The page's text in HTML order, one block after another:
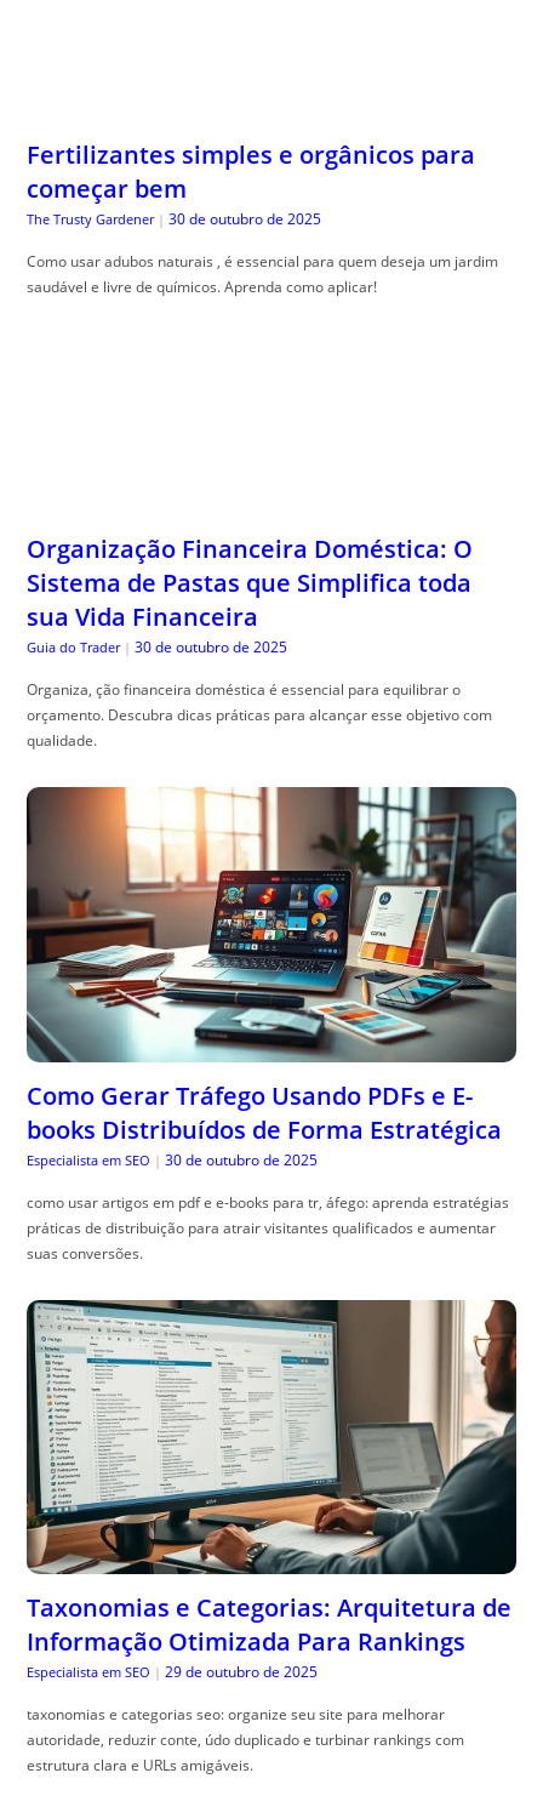
Fertilizantes simples e orgânicos para
começar bem
The Trusty Gardener | 30 de outubro de 2025
Como usar adubos naturais , é essencial para quem deseja um jardim
saudável e livre de químicos. Aprenda como aplicar!
Organização Financeira Doméstica: O
Sistema de Pastas que Simplifica toda
sua Vida Financeira
Guia do Trader | 30 de outubro de 2025
Organiza, ção financeira doméstica é essencial para equilibrar o
orçamento. Descubra dicas práticas para alcançar esse objetivo com
qualidade.
Como Gerar Tráfego Usando PDFs e E-
books Distribuídos de Forma Estratégica
Especialista em SEO | 30 de outubro de 2025
como usar artigos em pdf e e-books para tr, áfego: aprenda estratégias
práticas de distribuição para atrair visitantes qualificados e aumentar
suas conversões.
Taxonomias e Categorias: Arquitetura de
Informação Otimizada Para Rankings
Especialista em SEO | 29 de outubro de 2025
taxonomias e categorias seo: organize seu site para melhorar
autoridade, reduzir conte, údo duplicado e turbinar rankings com
estrutura clara e URLs amigáveis.